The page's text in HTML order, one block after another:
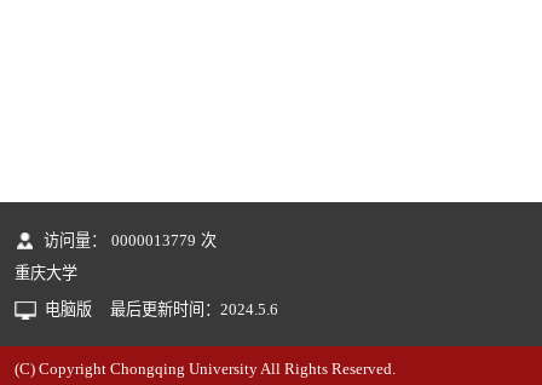
访问量： 0000013779 次
重庆大学
电脑版
最后更新时间： 2024. 5 6
(C) Copyright Chongqing University All Rights Reserved.